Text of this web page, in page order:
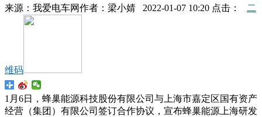
来源： 我爱电车网作者： 梁小婧 2022-01-07 10:20 点击： 二
维码
1月6日，蜂巢能源科技股份有限公司与上海市嘉定区国有资产
经营（集团）有限公司签订合作协议，宣布蜂巢能源上海研发